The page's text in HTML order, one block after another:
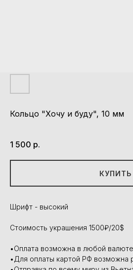
Кольцо "Хочу и буду", 10 мм
1 500 р.
КУПИТЬ
Шрифт - высокий
Стоимость украшения 1500₽/20$
•Оплата возможна в любой
•Для оплаты картой РФ возможна